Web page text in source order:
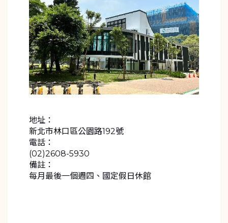
地址：
新北市林口區公園路192號
電話：
(02)2608-5930
備註：
每月最後一個週四、國定假日休館